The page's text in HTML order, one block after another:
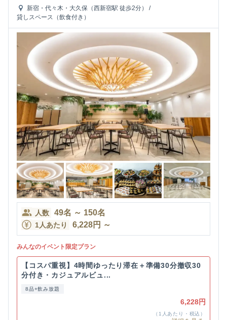
新宿・代々木・大久保（西新宿駅 徒歩2分）
/
貸しスペース（飲食付き）
人数 49名 ～ 150名
1人あたり 6,228円 ～
みんなのイベント限定プラン
【コスパ重視】4時間ゆったり滞在＋準備30分撤収30
分付き・カジュアルビュ...
8品+飲み放題
6,228円
（1人あたり・税込）